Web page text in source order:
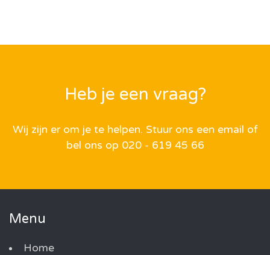
Heb je een vraag?
Wij zijn er om je te helpen. Stuur ons een email of
bel ons op 020 - 619 45 66
Menu
Home